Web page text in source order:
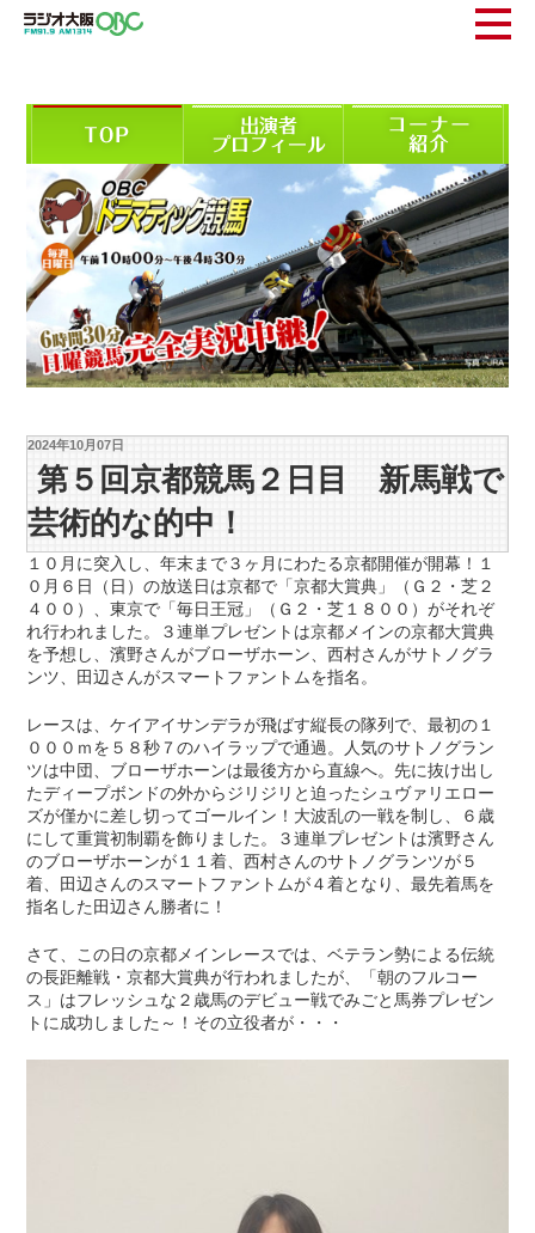
2024年10月07日
第５回京都競馬２日目 新馬戦で
芸術的な的中！
１０月に突入し、年末まで３ヶ月にわたる京都開催が開幕！１
０月６日（日）の放送日は京都で「京都大賞典」（Ｇ２・芝２
４００）、東京で「毎日王冠」（Ｇ２・芝１８００）がそれぞ
れ行われました。３連単プレゼントは京都メインの京都大賞典
を予想し、濱野さんがブローザホーン、西村さんがサトノグラ
ンツ、田辺さんがスマートファントムを指名。
レースは、ケイアイサンデラが飛ばす縦長の隊列で、最初の１
０００ｍを５８秒７のハイラップで通過。人気のサトノグラン
ツは中団、ブローザホーンは最後方から直線へ。先に抜け出し
たディープボンドの外からジリジリと迫ったシュヴァリエロー
ズが僅かに差し切ってゴールイン！大波乱の一戦を制し、６歳
にして重賞初制覇を飾りました。３連単プレゼントは濱野さん
のブローザホーンが１１着、西村さんのサトノグランツが５
着、田辺さんのスマートファントムが４着となり、最先着馬を
指名した田辺さん勝者に！
さて、この日の京都メインレースでは、ベテラン勢による伝統
の長距離戦・京都大賞典が行われましたが、「朝のフルコー
ス」はフレッシュな２歳馬のデビュー戦でみごと馬券プレゼン
トに成功しました～！その立役者が・・・